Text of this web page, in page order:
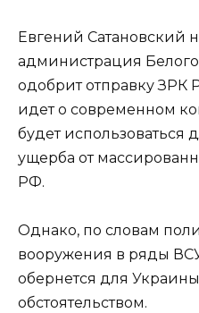
Евгений Сатановский
администрация
одобрит отправку ЗРК
идет о современном
будет
ущерба от
РФ.
Однако, по словам
вооружения в ряды
обернется для
обстоятельством.